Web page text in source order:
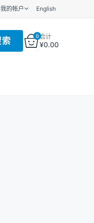
我的帐户 English
0合计
¥0.00